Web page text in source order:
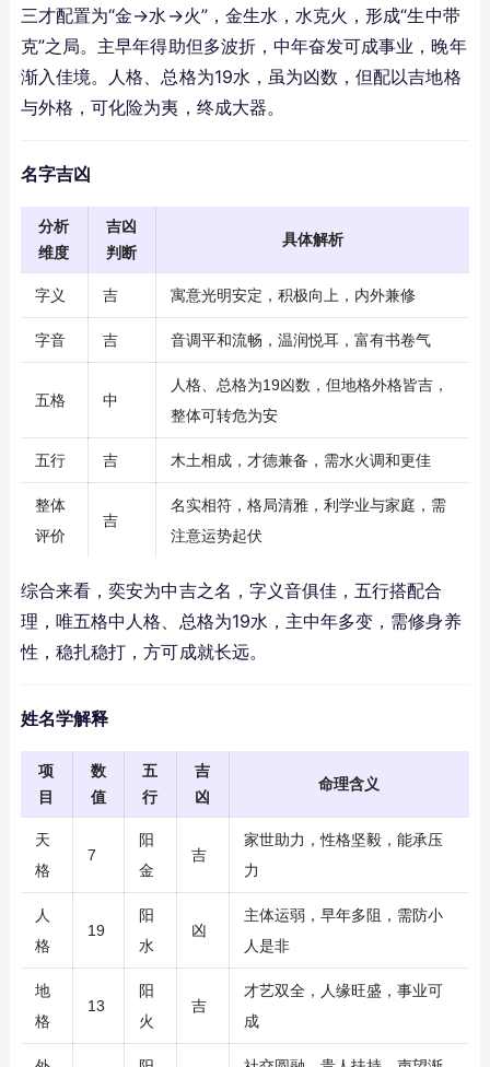
三才配置为“金→水→火”，金生水，水克火，形成“生中带
克”之局。主早年得助但多波折，中年奋发可成事业，晚年
渐入佳境。人格、总格为19水，虽为凶数，但配以吉地格
与外格，可化险为夷，终成大器。
名字吉凶
分析
维度
吉凶
判断
具体解析
字义 吉 寓意光明安定，积极向上，内外兼修
字音 吉 音调平和流畅，温润悦耳，富有书卷气
五格 中
人格、总格为19凶数，但地格外格皆吉，
整体可转危为安
五行 吉 木土相成，才德兼备，需水火调和更佳
整体
评价
吉
名实相符，格局清雅，利学业与家庭，需
注意运势起伏
综合来看，奕安为中吉之名，字义音俱佳，五行搭配合
理，唯五格中人格、总格为19水，主中年多变，需修身养
性，稳扎稳打，方可成就长远。
姓名学解释
项
目
数
值
五
行
吉
凶
命理含义
天
格
7
阳
金
吉
家世助力，性格坚毅，能承压
力
人
格
19
阳
水
凶
主体运弱，早年多阻，需防小
人是非
地
格
13
阳
火
吉
才艺双全，人缘旺盛，事业可
成